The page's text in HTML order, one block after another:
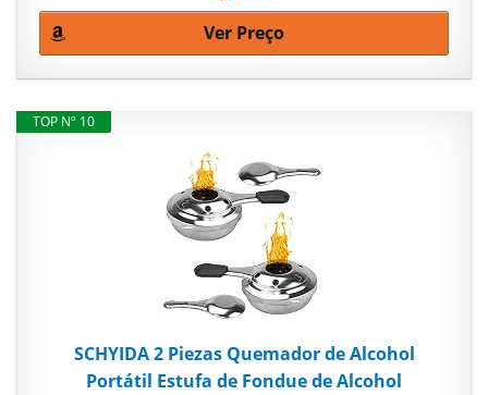
Ver Preço
TOP Nº 10
SCHYIDA 2 Piezas Quemador de Alcohol
Portátil Estufa de Fondue de Alcohol